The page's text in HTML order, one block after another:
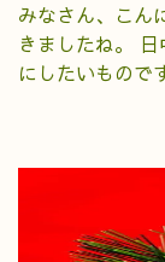
みなさん、こん
きましたね。
にしたいもので